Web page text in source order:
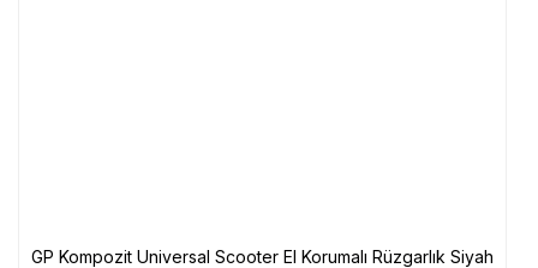
GP Kompozit Universal Scooter El Korumalı Rüzgarlık Siyah